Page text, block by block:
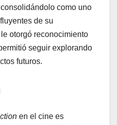
como uno
de su
otorgó reconocimiento
seguir explorando
futuros.
en el cine es